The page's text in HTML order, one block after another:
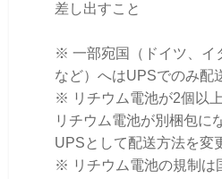
差し出すこと
※ 一部宛国（ドイツ、イ
など）へはUPSでのみ配
※ リチウム電池が2個以
リチウム電池が別梱包に
UPSとして配送方法を変
※ リチウム電池の規制は